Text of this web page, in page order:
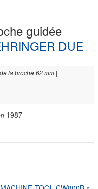
guidée
DUE
la broche 62 mm |
1987